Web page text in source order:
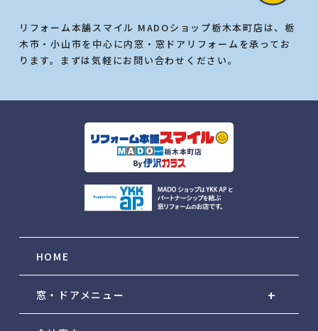
リフォーム本舗スマイル MADOショップ栃木本町店は、栃
木市・小山市を中心に内窓・窓ドアリフォームを承ってお
ります。まずは気軽にお問い合わせください。
HOME
窓・ドアメニュー